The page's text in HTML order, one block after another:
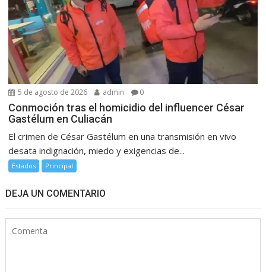
5 de agosto de 2026 admin 0
Conmoción tras el homicidio del influencer César
Gastélum en Culiacán
El crimen de César Gastélum en una transmisión en vivo
desata indignación, miedo y exigencias de...
Estados Principal
DEJA UN COMENTARIO